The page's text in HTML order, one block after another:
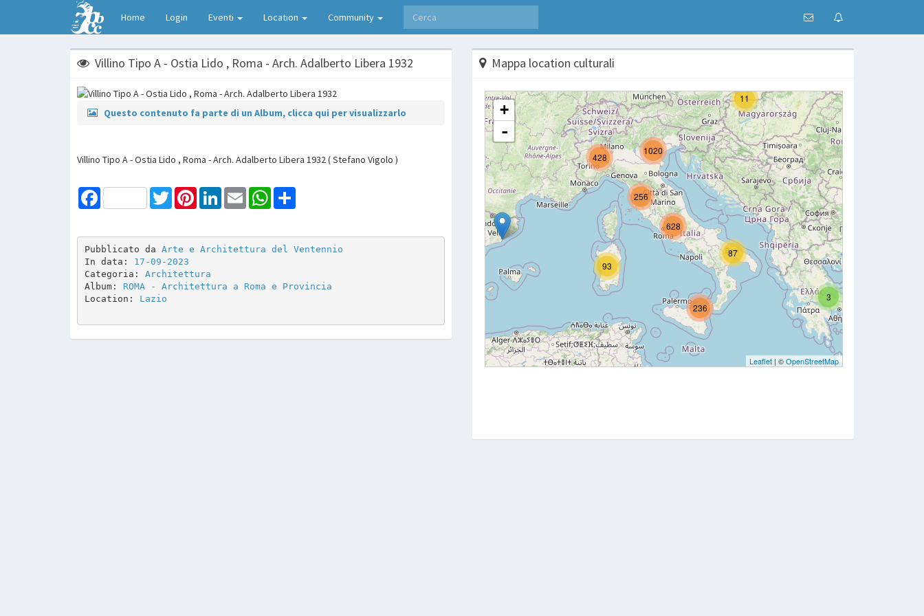
Home Login Eventi Location Community
Villino Tipo A - Ostia Lido , Roma - Arch. Adalberto Libera 1932
Questo contenuto fa parte di un Album, clicca qui per visualizzarlo
Villino Tipo A - Ostia Lido , Roma - Arch. Adalberto Libera 1932 ( Stefano Vigolo )
Facebook TwitterPinterestLinkedInEmail WhatsApp
Pubblicato da Arte e Architettura del Ventennio
In data: 17-09-2023
Categoria: Architettura
Album: ROMA - Architettura a Roma e Provincia
Location: Lazio
Mappa location culturali